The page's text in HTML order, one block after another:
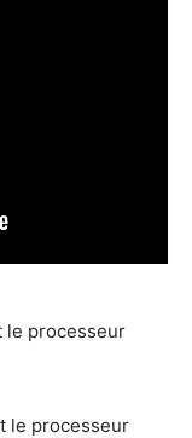
le processeur
le processeur